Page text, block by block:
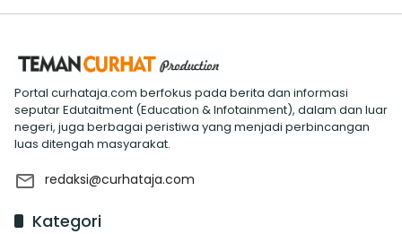
Portal curhataja.com berfokus pada berita dan informasi
seputar Edutaitment (Education & Infotainment), dalam dan luar
negeri, juga berbagai peristiwa yang menjadi perbincangan
luas ditengah masyarakat.
redaksi@curhataja.com
Kategori